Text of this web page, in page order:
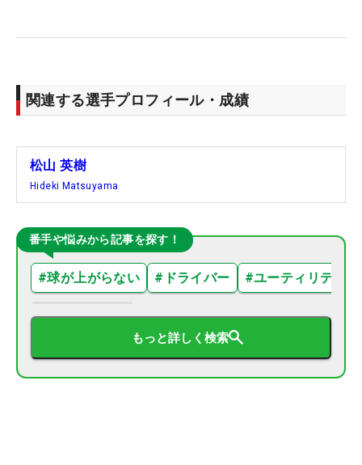
関連する選手プロフィール・成績
松山 英樹
Hideki Matsuyama
番手や悩みから記事を探す！
#球が上がらない # ドライバー #ユーティリティ
もっと詳しく検索